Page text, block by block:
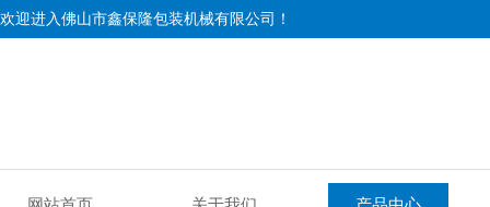
欢迎进入佛山市鑫保隆包装机械有限公司！